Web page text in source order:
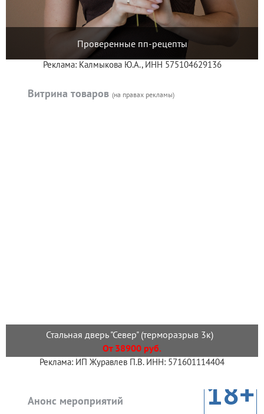
Проверенные пп-рецепты
Реклама: Калмыкова Ю.А., ИНН 575104629136
Витрина товаров (на правах рекламы)
Стальная дверь "Север" (терморазрыв 3к)
От 38900 руб.
Реклама: ИП Журавлев П.В. ИНН: 571601114404
Анонс мероприятий 18+